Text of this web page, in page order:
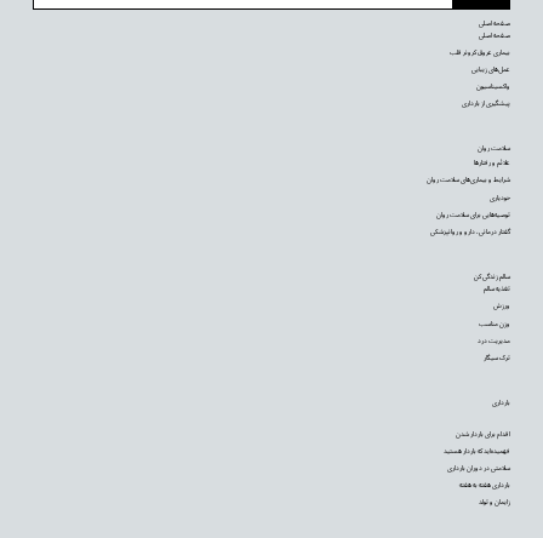
بارداری
اقدام برای باردار شدن
فهمیده‌اید که باردار هستید
سلامتی در دوران بارداری
بارداری هفته به هفته
زایمان و تولد
سالم زندگی کن
تغذیه سالم
ورزش
وزن مناسب
مدیریت درد
ترک سیگار
سلامت روان
علائم و رفتارها
شرایط و بیماری‌های سلامت روان
خودیاری
توصیه‌‌هایی برای سلامت روان
گفتار درمانی، دارو و روانپزشکی
صفحه اصلی
صفحه اصلی
بیماری عروق کرونر قلب
عمل‌های زیبایی
واکسیناسیون
پیشگیری از بارداری